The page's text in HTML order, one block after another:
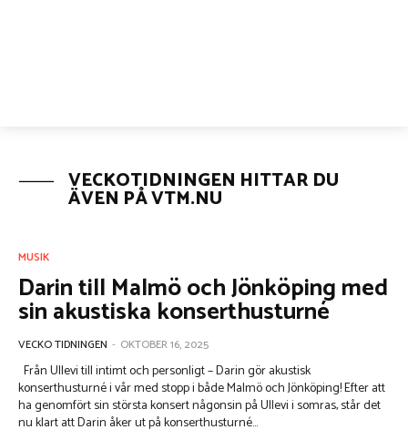
VECKOTIDNINGEN HITTAR DU
ÄVEN PÅ VTM.NU
MUSIK
Darin till Malmö och Jönköping med
sin akustiska konserthusturné
VECKO TIDNINGEN - OKTOBER 16, 2025
Från Ullevi till intimt och personligt – Darin gör akustisk
konserthusturné i vår med stopp i både Malmö och Jönköping! Efter att
ha genomfört sin största konsert någonsin på Ullevi i somras, står det
nu klart att Darin åker ut på konserthusturné...